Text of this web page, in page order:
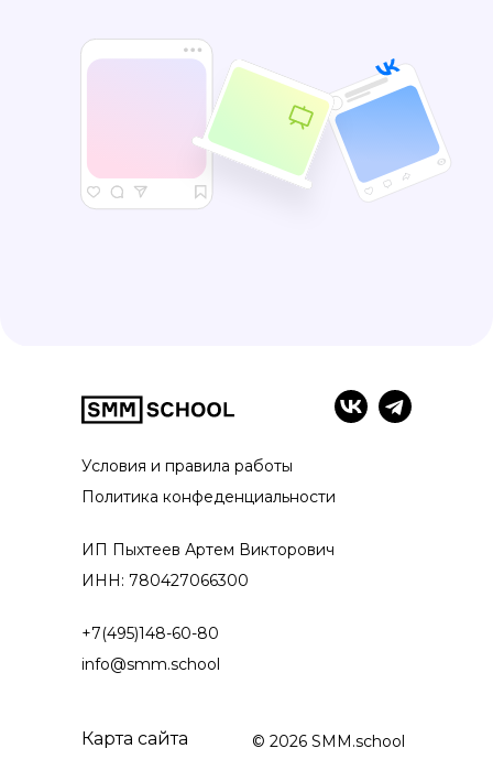
Условия и правила работы
ИП Пыхтеев Артем Викторович
+7(495)148-60-80
info@smm.school
© 2026 SMM.school
ИНН: 780427066300
Политика конфеденциальности
Карта сайта